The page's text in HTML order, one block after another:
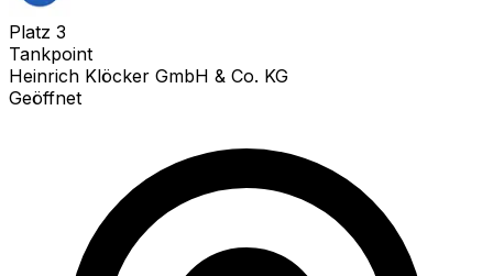
Platz 3
Tankpoint
Heinrich Klöcker GmbH & Co. KG
Geöffnet